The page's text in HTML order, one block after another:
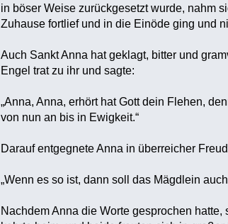
in böser Weise zurückgesetzt wurde, nahm
Zuhause fortlief und in die Einöde ging und
Auch Sankt Anna hat geklagt, bitter und
Engel trat zu ihr und sagte:
„Anna, Anna, erhört hat Gott dein Flehen,
von nun an bis in Ewigkeit.“
Darauf entgegnete Anna in überreicher
„Wenn es so ist, dann soll das Mägdlein
Nachdem Anna die Worte gesprochen